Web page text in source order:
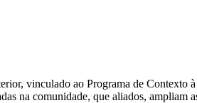
vinculado ao Programa de Contexto
na comunidade, que aliados,